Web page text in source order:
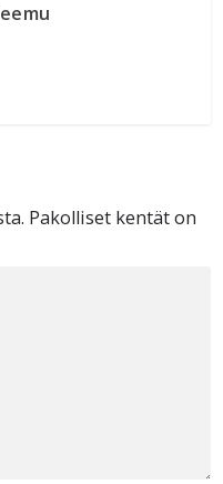
Pakolliset kentät on